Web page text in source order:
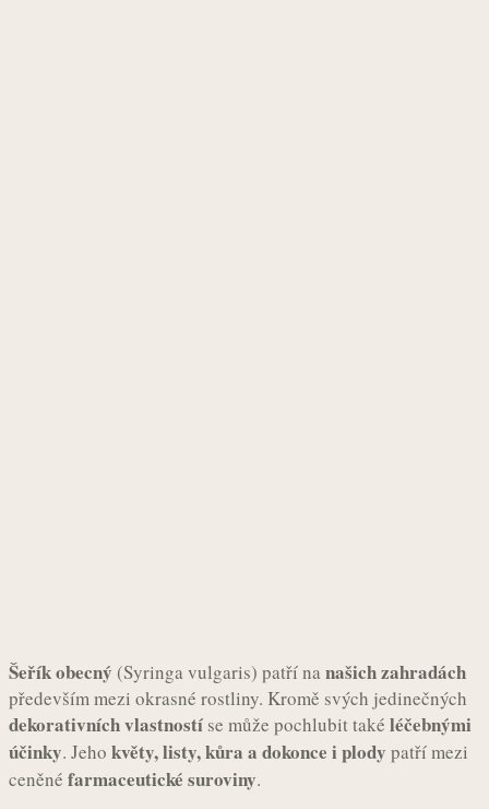
Šeřík obecný (Syringa vulgaris) patří nanašich zahradách
především mezi okrasné rostliny. Kromě svých jedinečných
dekorativních vlastností se může pochlubit také léčebnými
účinky. Jeho květy, listy, kůra a dokonce i plody patří mezi
ceněné farmaceutické suroviny.